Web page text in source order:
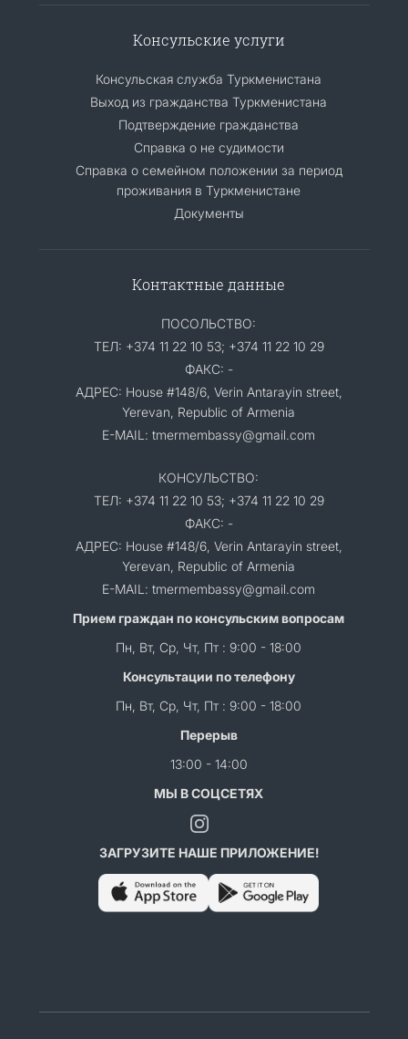
Консульские услуги
Консульская служба Туркменистана
Выход из гражданства Туркменистана
Подтверждение гражданства
Справка о не судимости
Справка о семейном положении за период
проживания в Туркменистане
Документы
Контактные данные
ПОСОЛЬСТВО:
ТЕЛ: +374 11 22 10 53; +374 11 22 10 29
ФАКС: -
АДРЕС: House #148/6, Verin Antarayin street,
Yerevan, Republic of Armenia
E-MAIL: tmermembassy@gmail.com
КОНСУЛЬСТВО:
ТЕЛ: +374 11 22 10 53; +374 11 22 10 29
ФАКС: -
АДРЕС: House #148/6, Verin Antarayin street,
Yerevan, Republic of Armenia
E-MAIL: tmermembassy@gmail.com
Прием граждан по консульским вопросам
Пн, Вт, Ср, Чт, Пт : 9:00 - 18:00
Консультации по телефону
Пн, Вт, Ср, Чт, Пт : 9:00 - 18:00
Перерыв
13:00 - 14:00
МЫ В СОЦСЕТЯХ
ЗАГРУЗИТЕ НАШЕ ПРИЛОЖЕНИЕ!